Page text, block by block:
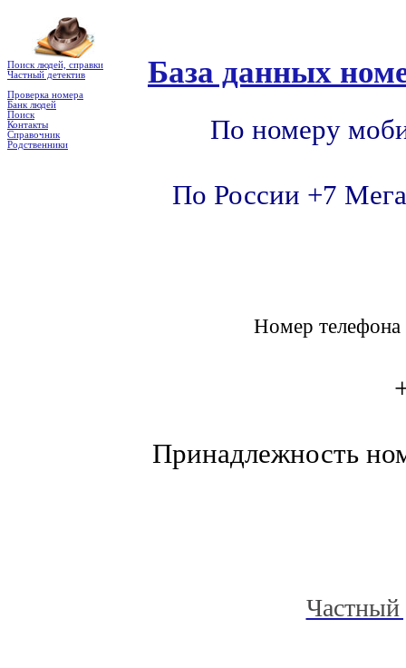
Поиск людей, справки
Частный детектив
Проверка номера
Банк людей
Поиск
Контакты
Справочник
Родственники
База данных
По номеру
По России +7
Номер
Принадлежность
Частный